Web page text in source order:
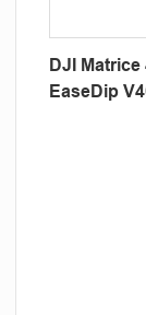
DJI
EaseDip